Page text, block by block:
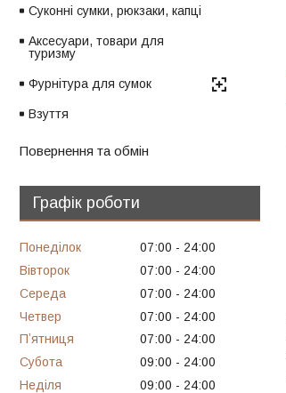
Суконні сумки, рюкзаки, капці
Аксесуари, товари для
туризму
Фурнітура для сумок
Взуття
Повернення та обмін
Графік роботи
Понеділок 07:00
24:00
Вівторок
07:00
24:00
Середа
07:00
24:00
Четвер
07:00
24:00
Пʼятниця
07:00
24:00
Субота
09:00
24:00
Неділя
09:00 24:00